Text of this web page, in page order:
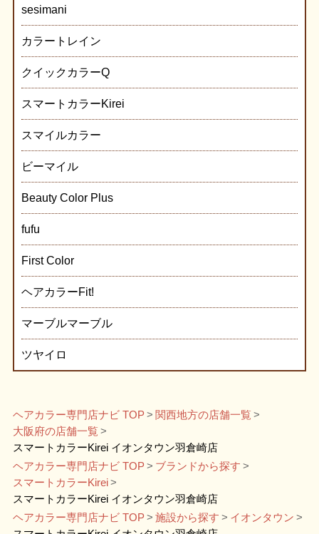
sesimani
カラートレイン
クイックカラーQ
スマートカラーKirei
スマイルカラー
ビーマイル
Beauty Color Plus
fufu
First Color
ヘアカラーFit!
マーブルマーブル
ツヤイロ
ヘアカラー専門店ナビ TOP
関西地方の店舗一覧
大阪府の店舗一覧
スマートカラーKirei イオンタウン羽倉崎店
ヘアカラー専門店ナビ TOP
ブランドから探す
スマートカラーKirei
スマートカラーKirei イオンタウン羽倉崎店
ヘアカラー専門店ナビ TOP
施設から探す
イオンタウン